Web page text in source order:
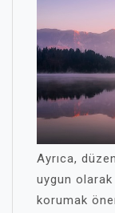
Ayrıca,
uygun
korumak